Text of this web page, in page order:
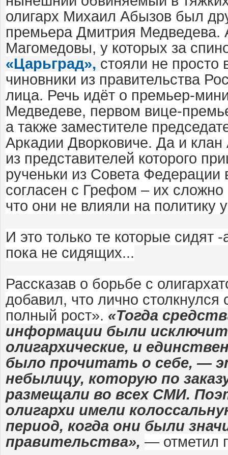
олигарх Михаил Абызов был
премьера Дмитрия
Магомедовы, у которых за
«Царьград», стояли не просто
чиновники из правительства
лица. Речь идёт о премьер-
Медведеве, первом вице-
а также заместителе
Аркадии Дворковиче. Да и
из представителей которого
рученьки из Совета Федерации
согласен с Грефом – их сложно
что они не влияли на политику
И это только те которые сидят
пока не сидящих...
Рассказав о борьбе с
добавил, что лично столкнулся
полный рост». «Тогда
информации были
олигархические, и
было прочитать о себе, —
небылицу, которую по
размещали во всех СМИ.
олигархи имели
период, когда они были
правительства», — отметил